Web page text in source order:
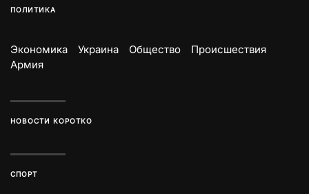
ПОЛИТИКА
Экономика Украина Общество
Происшествия
Армия
НОВОСТИ КОРОТКО
СПОРТ